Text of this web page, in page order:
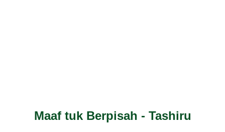
Maaf tuk Berpisah - Tashiru